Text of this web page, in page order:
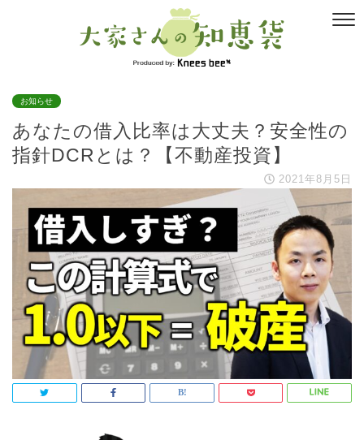
お知らせ
あなたの借入比率は大丈夫？安全性の
指針DCRとは？【不動産投資】
2021年8月5日